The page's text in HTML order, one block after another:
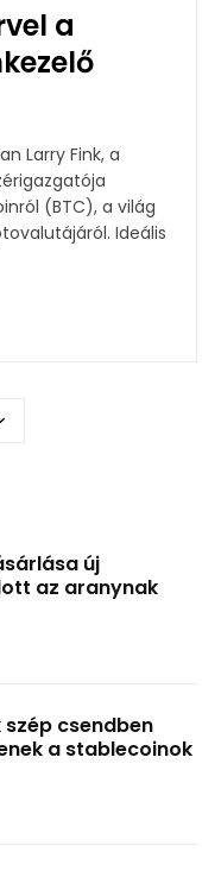
a
Larry Fink, a
(BTC), a világ
Ideális
új
az aranynak
csendben
a stablecoinok